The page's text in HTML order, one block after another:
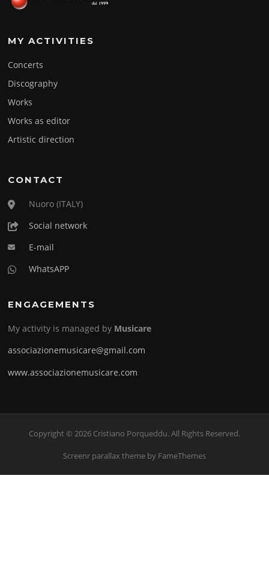
MY ACTIVITIES
Concerts
Discography
Works
Works as editor
Artistic direction
CONTACT
Nuoro (ITALY)
Social network
E-mail
WhatsAPP
ENGAGEMENTS
My activity is managed by Musicare
associazionemusicare@gmail.com
www.associazionemusicare.com
Copyright © 2026 Cristiano Porqueddu. All Rights Reserved.
Screenr parallax theme by FameThemes